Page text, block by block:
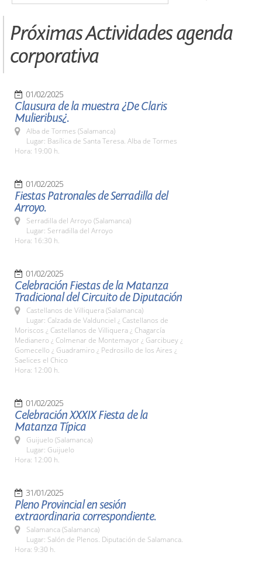
Próximas Actividades agenda
corporativa
01/02/2025
Clausura de la muestra ¿De Claris
Mulieribus¿.
Alba de Tormes (Salamanca)
Lugar: Basílica de Santa Teresa. Alba de Tormes
Hora: 19:00 h.
01/02/2025
Fiestas Patronales de Serradilla del
Arroyo.
Serradilla del Arroyo (Salamanca)
Lugar: Serradilla del Arroyo
Hora: 16:30 h.
01/02/2025
Celebración Fiestas de la Matanza
Tradicional del Circuito de Diputación
Castellanos de Villiquera (Salamanca)
Lugar: Calzada de Valdunciel ¿ Castellanos de
Moriscos ¿ Castellanos de Villiquera ¿ Chagarcía
Medianero ¿ Colmenar de Montemayor ¿ Garcibuey ¿
Gomecello ¿ Guadramiro ¿ Pedrosillo de los Aires ¿
Saelices el Chico
Hora: 12:00 h.
01/02/2025
Celebración XXXIX Fiesta de la
Matanza Típica
Guijuelo (Salamanca)
Lugar: Guijuelo
Hora: 12:00 h.
31/01/2025
Pleno Provincial en sesión
extraordinaria correspondiente.
Salamanca (Salamanca)
Lugar: Salón de Plenos. Diputación de Salamanca.
Hora: 9:30 h.